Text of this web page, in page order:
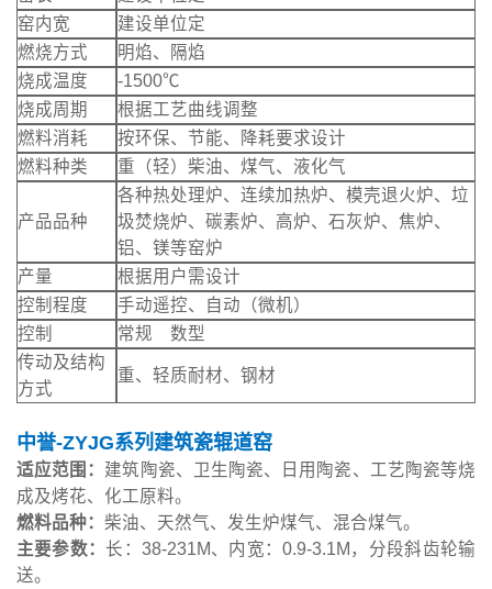
窑内宽
建设单位定
燃烧方式
明焰、隔焰
烧成温度
-1500℃
烧成周期
根据工艺曲线调整
燃料消耗
按环保、节能、降耗要求设计
燃料种类
重（轻）柴油、煤气、液化气
产品品种
各种热处理炉、连续加热炉、模壳退火炉、垃
圾焚烧炉、碳素炉、高炉、石灰炉、焦炉、
铝、镁等窑炉
产量
根据用户需设计
控制程度
手动遥控、自动（微机）
控制
常规 数型
传动及结构
方式
重、轻质耐材、钢材
中誉-ZYJG系列建筑瓷辊道窑
适应范围： 建筑陶瓷、卫生陶瓷、日用陶瓷、工艺陶瓷等烧
成及烤花、化工原料。
燃料品种： 柴油、天然气、发生炉煤气、混合煤气。
主要参数： 长：38-231M、内宽：0.9-3.1M，分段斜齿轮输
送。